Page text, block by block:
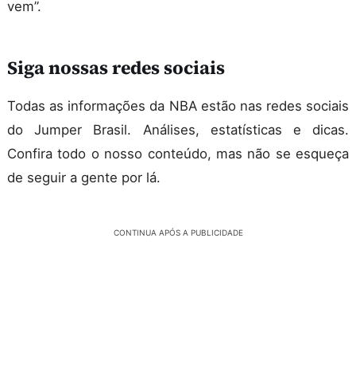
vem”.
Siga nossas redes sociais
Todas as informações da NBA estão nas redes sociais
do Jumper Brasil. Análises, estatísticas e dicas.
Confira todo o nosso conteúdo, mas não se esqueça
de seguir a gente por lá.
CONTINUA APÓS A PUBLICIDADE